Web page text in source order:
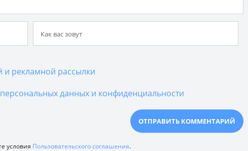
рекламной рассылки
данных и конфиденциальности
условия Пользовательского соглашения.